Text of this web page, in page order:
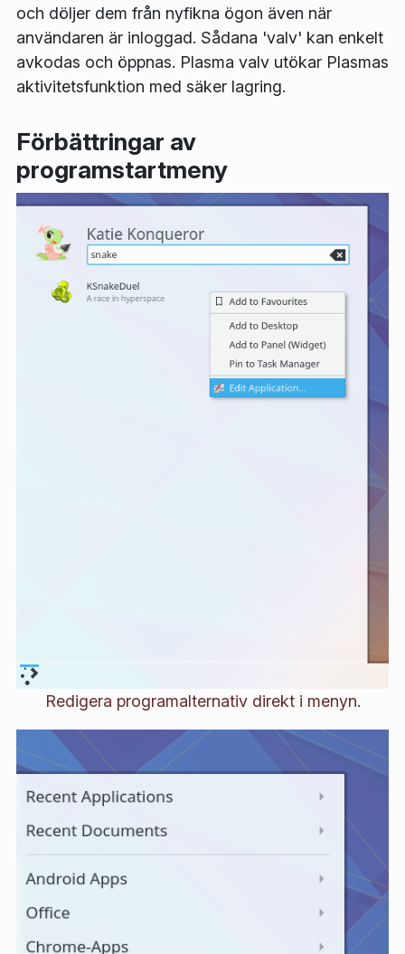
och döljer dem från nyfikna ögon även när
användaren är inloggad. Sådana 'valv' kan enkelt
avkodas och öppnas. Plasma valv utökar Plasmas
aktivitetsfunktion med säker lagring.
Förbättringar av
programstartmeny
Redigera programalternativ direkt i menyn.